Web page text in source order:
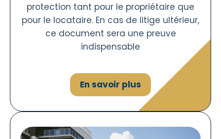
protection tant pour le propriétaire que
pour le locataire. En cas de litige ultérieur,
ce document sera une preuve
indispensable
En savoir plus